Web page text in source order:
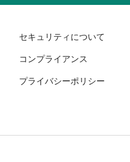
セキュリティについて
コンプライアンス
プライバシーポリシー